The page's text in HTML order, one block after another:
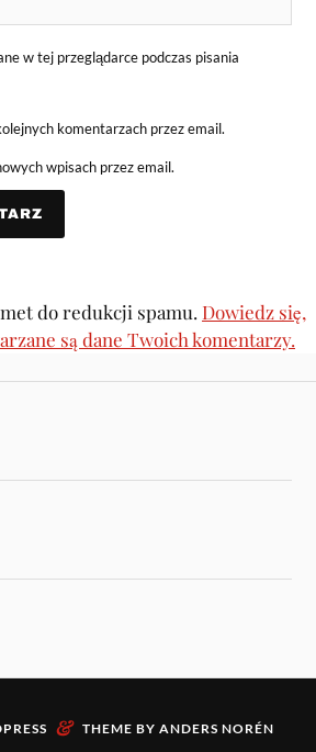
w tej przeglądarce podczas pisania
komentarzach przez email.
wpisach przez email.
do redukcji spamu. Dowiedz się,
są dane Twoich komentarzy.
& THEME BY ANDERS NORÉN